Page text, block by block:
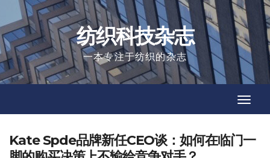
to
content
纺织科技杂志
一本专注于纺织的杂志
Kate Spde品牌新任CEO谈：如何在临门一